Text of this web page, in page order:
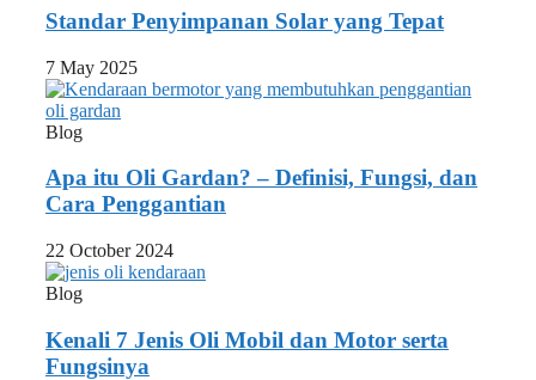
Standar Penyimpanan Solar yang Tepat
7 May 2025
Blog
Apa itu Oli Gardan? – Definisi, Fungsi, dan
Cara Penggantian
22 October 2024
Blog
Kenali 7 Jenis Oli Mobil dan Motor serta
Fungsinya